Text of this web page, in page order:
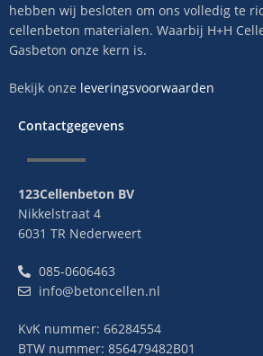
hebben wij besloten om ons volledig te
cellenbeton materialen. Waarbij H+H
Gasbeton onze kern is.
Bekijk onze leveringsvoorwaarden
Contactgegevens
123Cellenbeton BV
Nikkelstraat 4
6031 TR Nederweert
085-0606463
info@betoncellen.nl
KvK nummer: 66284554
BTW nummer: 856479482B01